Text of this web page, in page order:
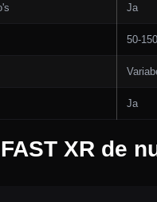
Ja
50-
Ja
XR de